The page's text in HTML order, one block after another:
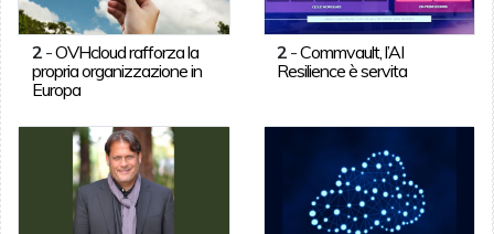
2-OVHcloud rafforza la
propria organizzazione in
Europa
2 -Commvault, l’AI
Resilience è servita